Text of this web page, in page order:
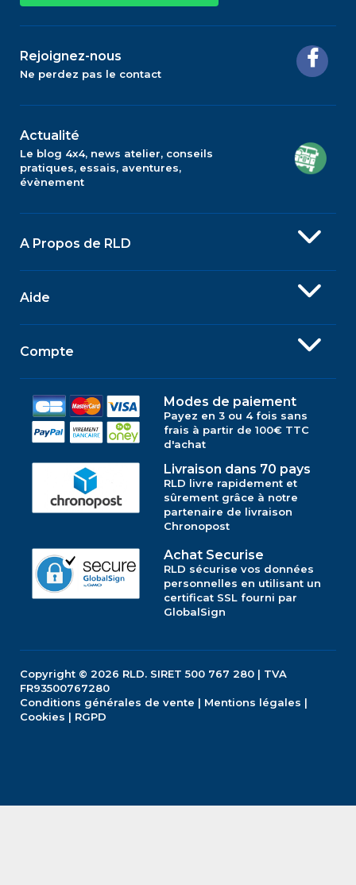
Rejoignez-nous
Ne perdez pas le contact
Actualité
Le blog 4x4, news atelier, conseils
pratiques, essais, aventures,
évènement
A Propos de RLD
Aide
Compte
Modes de paiement
Payez en 3 ou 4 fois sans
frais à partir de 100€ TTC
d'achat
Livraison dans 70 pays
RLD livre rapidement et
sûrement grâce à notre
partenaire de livraison
Chronopost
Achat Securise
RLD sécurise vos données
personnelles en utilisant un
certificat SSL fourni par
GlobalSign
Copyright © 2026 RLD. SIRET 500 767 280 | TVA
FR93500767280
Conditions générales de vente | Mentions légales |
Cookies | RGPD